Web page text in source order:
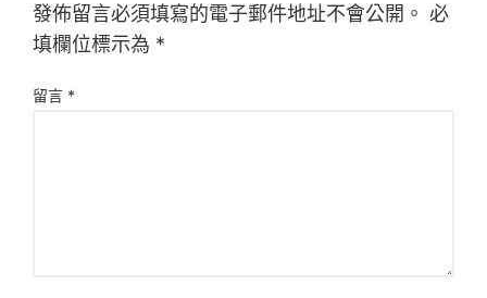
發佈留言必須填寫的電子郵件地址不會公開。 必
填欄位標示為 *
留言 *